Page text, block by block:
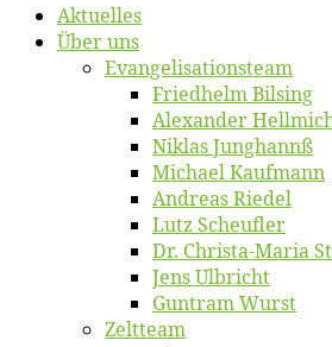
Ak­tu­el­les
Über uns
Evangelisa­tions­team
Fried­helm Bilsing
Alex­an­der
Ni­klas Junghannß
Mi­cha­el Kaufmann
An­dre­as Riedel
Lutz Scheuf­ler
Dr. Chris­­ta-Ma­ria
Jens Ulb­richt
Gun­tram Wurst
Zelt­team